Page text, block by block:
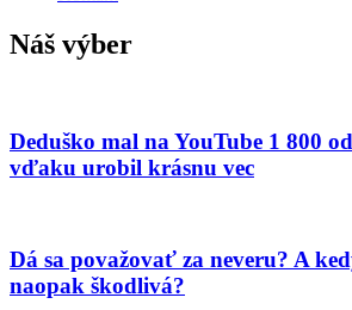
Náš výber
Deduško mal na YouTube 1 800
vďaku urobil krásnu vec
Dá sa považovať za neveru? A
naopak škodlivá?